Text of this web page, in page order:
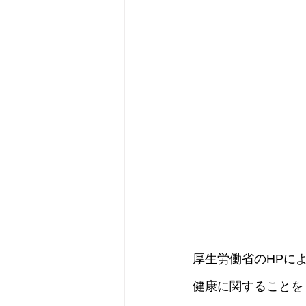
厚生労働省のHPに
健康に関することを